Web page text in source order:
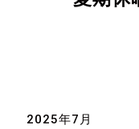
2025年7月